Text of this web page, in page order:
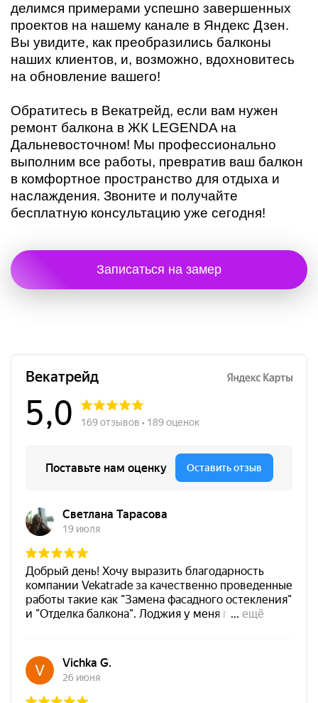
делимся примерами успешно завершенных
проектов на нашему канале в Яндекс Дзен.
Вы увидите, как преобразились балконы
наших клиентов, и, возможно, вдохновитесь
на обновление вашего!
Обратитесь в Векатрейд, если вам нужен
ремонт балкона в ЖК LEGENDA на
Дальневосточном! Мы профессионально
выполним все работы, превратив ваш балкон
в комфортное пространство для отдыха и
наслаждения. Звоните и получайте
бесплатную консультацию уже сегодня!
Записаться на замер